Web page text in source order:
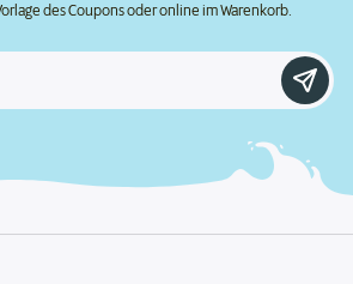
des Coupons oder online im Warenkorb.